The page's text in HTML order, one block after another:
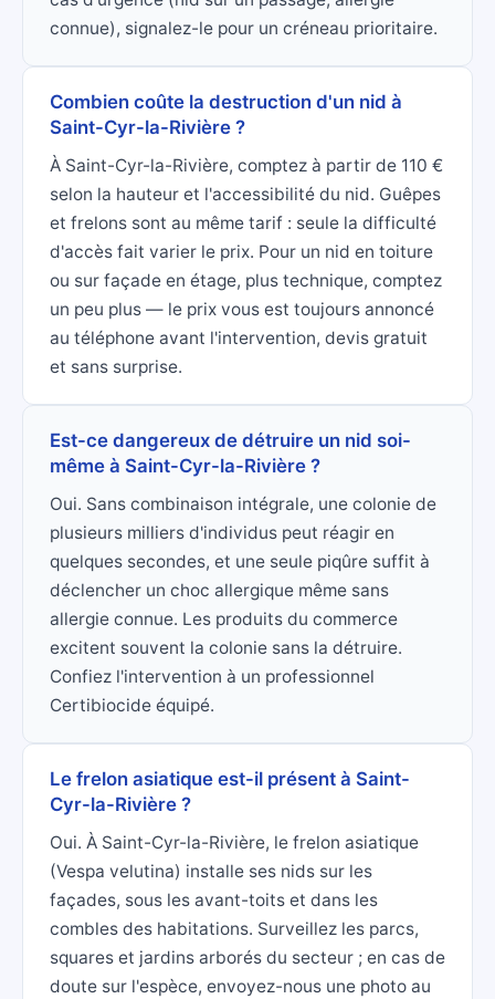
connue), signalez-le pour un créneau prioritaire.
Combien coûte la destruction d'un nid à
Saint-Cyr-la-Rivière ?
À Saint-Cyr-la-Rivière, comptez à partir de 110 €
selon la hauteur et l'accessibilité du nid. Guêpes
et frelons sont au même tarif : seule la difficulté
d'accès fait varier le prix. Pour un nid en toiture
ou sur façade en étage, plus technique, comptez
un peu plus — le prix vous est toujours annoncé
au téléphone avant l'intervention, devis gratuit
et sans surprise.
Est-ce dangereux de détruire un nid soi-
même à Saint-Cyr-la-Rivière ?
Oui. Sans combinaison intégrale, une colonie de
plusieurs milliers d'individus peut réagir en
quelques secondes, et une seule piqûre suffit à
déclencher un choc allergique même sans
allergie connue. Les produits du commerce
excitent souvent la colonie sans la détruire.
Confiez l'intervention à un professionnel
Certibiocide équipé.
Le frelon asiatique est-il présent à Saint-
Cyr-la-Rivière ?
Oui. À Saint-Cyr-la-Rivière, le frelon asiatique
(Vespa velutina) installe ses nids sur les
façades, sous les avant-toits et dans les
combles des habitations. Surveillez les parcs,
squares et jardins arborés du secteur ; en cas de
doute sur l'espèce, envoyez-nous une photo au